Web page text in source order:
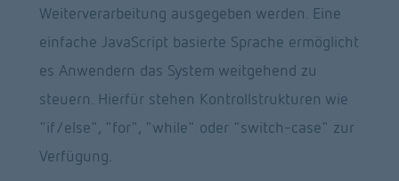
Weiterverarbeitung ausgegeben werden. Eine
einfache JavaScript basierte Sprache ermöglicht
es Anwendern das System weitgehend zu
steuern. Hierfür stehen Kontrollstrukturen wie
"if/else", "for", "while" oder "switch-case" zur
Verfügung.